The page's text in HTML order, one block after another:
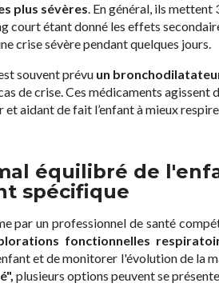
plus sévères. En général, ils
court étant donné les effets
crise sévère pendant quelques jours.
souvent prévu un
de crise. Ces médicaments agissent
et aidant de fait l’enfant à mieux
équilibré de
spécifique
par un professionnel de santé
fonctionnelles
et de monitorer l'évolution de la
plusieurs options peuvent se